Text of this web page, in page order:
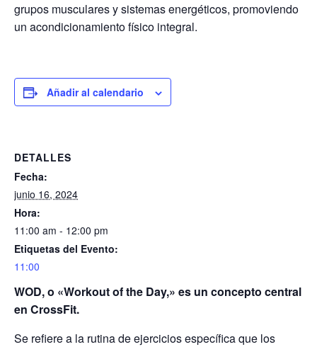
grupos musculares y sistemas energéticos, promoviendo
un acondicionamiento físico integral.
Añadir al calendario
DETALLES
Fecha:
junio 16, 2024
Hora:
11:00 am - 12:00 pm
Etiquetas del Evento:
11:00
WOD, o «Workout of the Day,» es un concepto central
en CrossFit.
Se refiere a la rutina de ejercicios específica que los